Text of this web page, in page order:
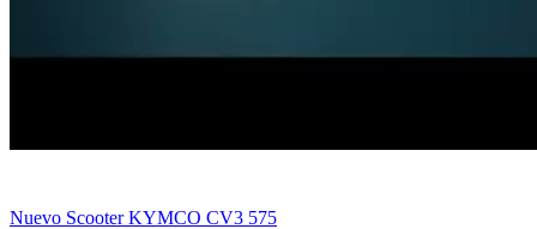
Nuevo Scooter KYMCO CV3 575